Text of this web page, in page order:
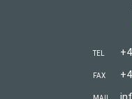
TEL
FAX